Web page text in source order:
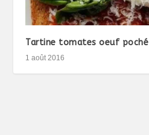
Tartine tomates oeuf poché
1 août 2016